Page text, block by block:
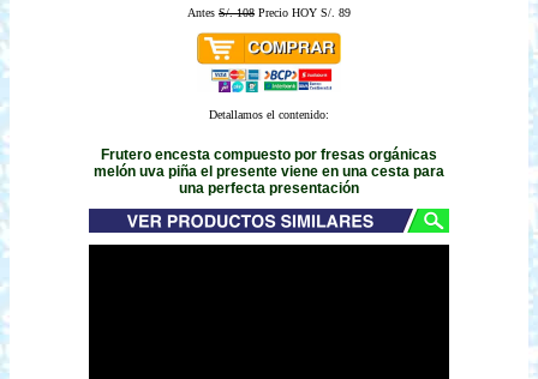
Antes S/. 108 Precio HOY S/. 89
Detallamos el contenido:
Frutero encesta compuesto por fresas orgánicas
melón uva piña el presente viene en una cesta para
una perfecta presentación